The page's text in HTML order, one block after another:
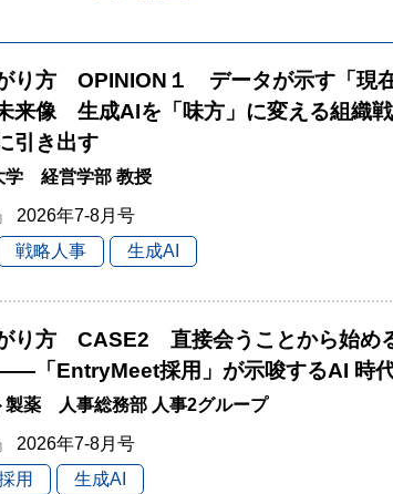
り方 OPINION１ データが示す「現
来像 生成AIを「味方」に変える組織
引き出す
経営学部 教授
2026年7-8月号
戦略人事 生成AI
り方 CASE2 直接会うことから始め
「EntryMeet採用」が示唆するAI 時
薬 人事総務部 人事2グループ
2026年7-8月号
用 生成AI